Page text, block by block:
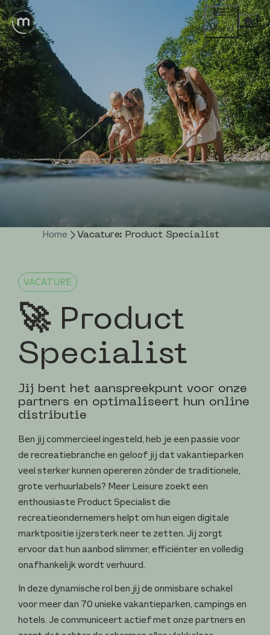
Menu
Home Vacature: Product Specialist
VACATURE
🚀 Product
Specialist
Jij bent het aanspreekpunt voor onze
partners en optimaliseert hun online
distributie
Ben jij commercieel ingesteld, heb je een passie voor
de recreatiebranche en geloof jij dat vakantieparken
veel sterker kunnen opereren zónder de traditionele,
grote verhuurlabels? Meer Leisure zoekt een
enthousiaste Product Specialist die
recreatieondernemers helpt om hun eigen digitale
marktpositie ijzersterk neer te zetten. Jij zorgt
ervoor dat hun aanbod slimmer, efficiënter en volledig
onafhankelijk wordt verhuurd.
In deze dynamische rol ben jij de onmisbare schakel
voor meer dan 70 unieke vakantieparken, campings en
hotels. Je communiceert actief met onze partners en